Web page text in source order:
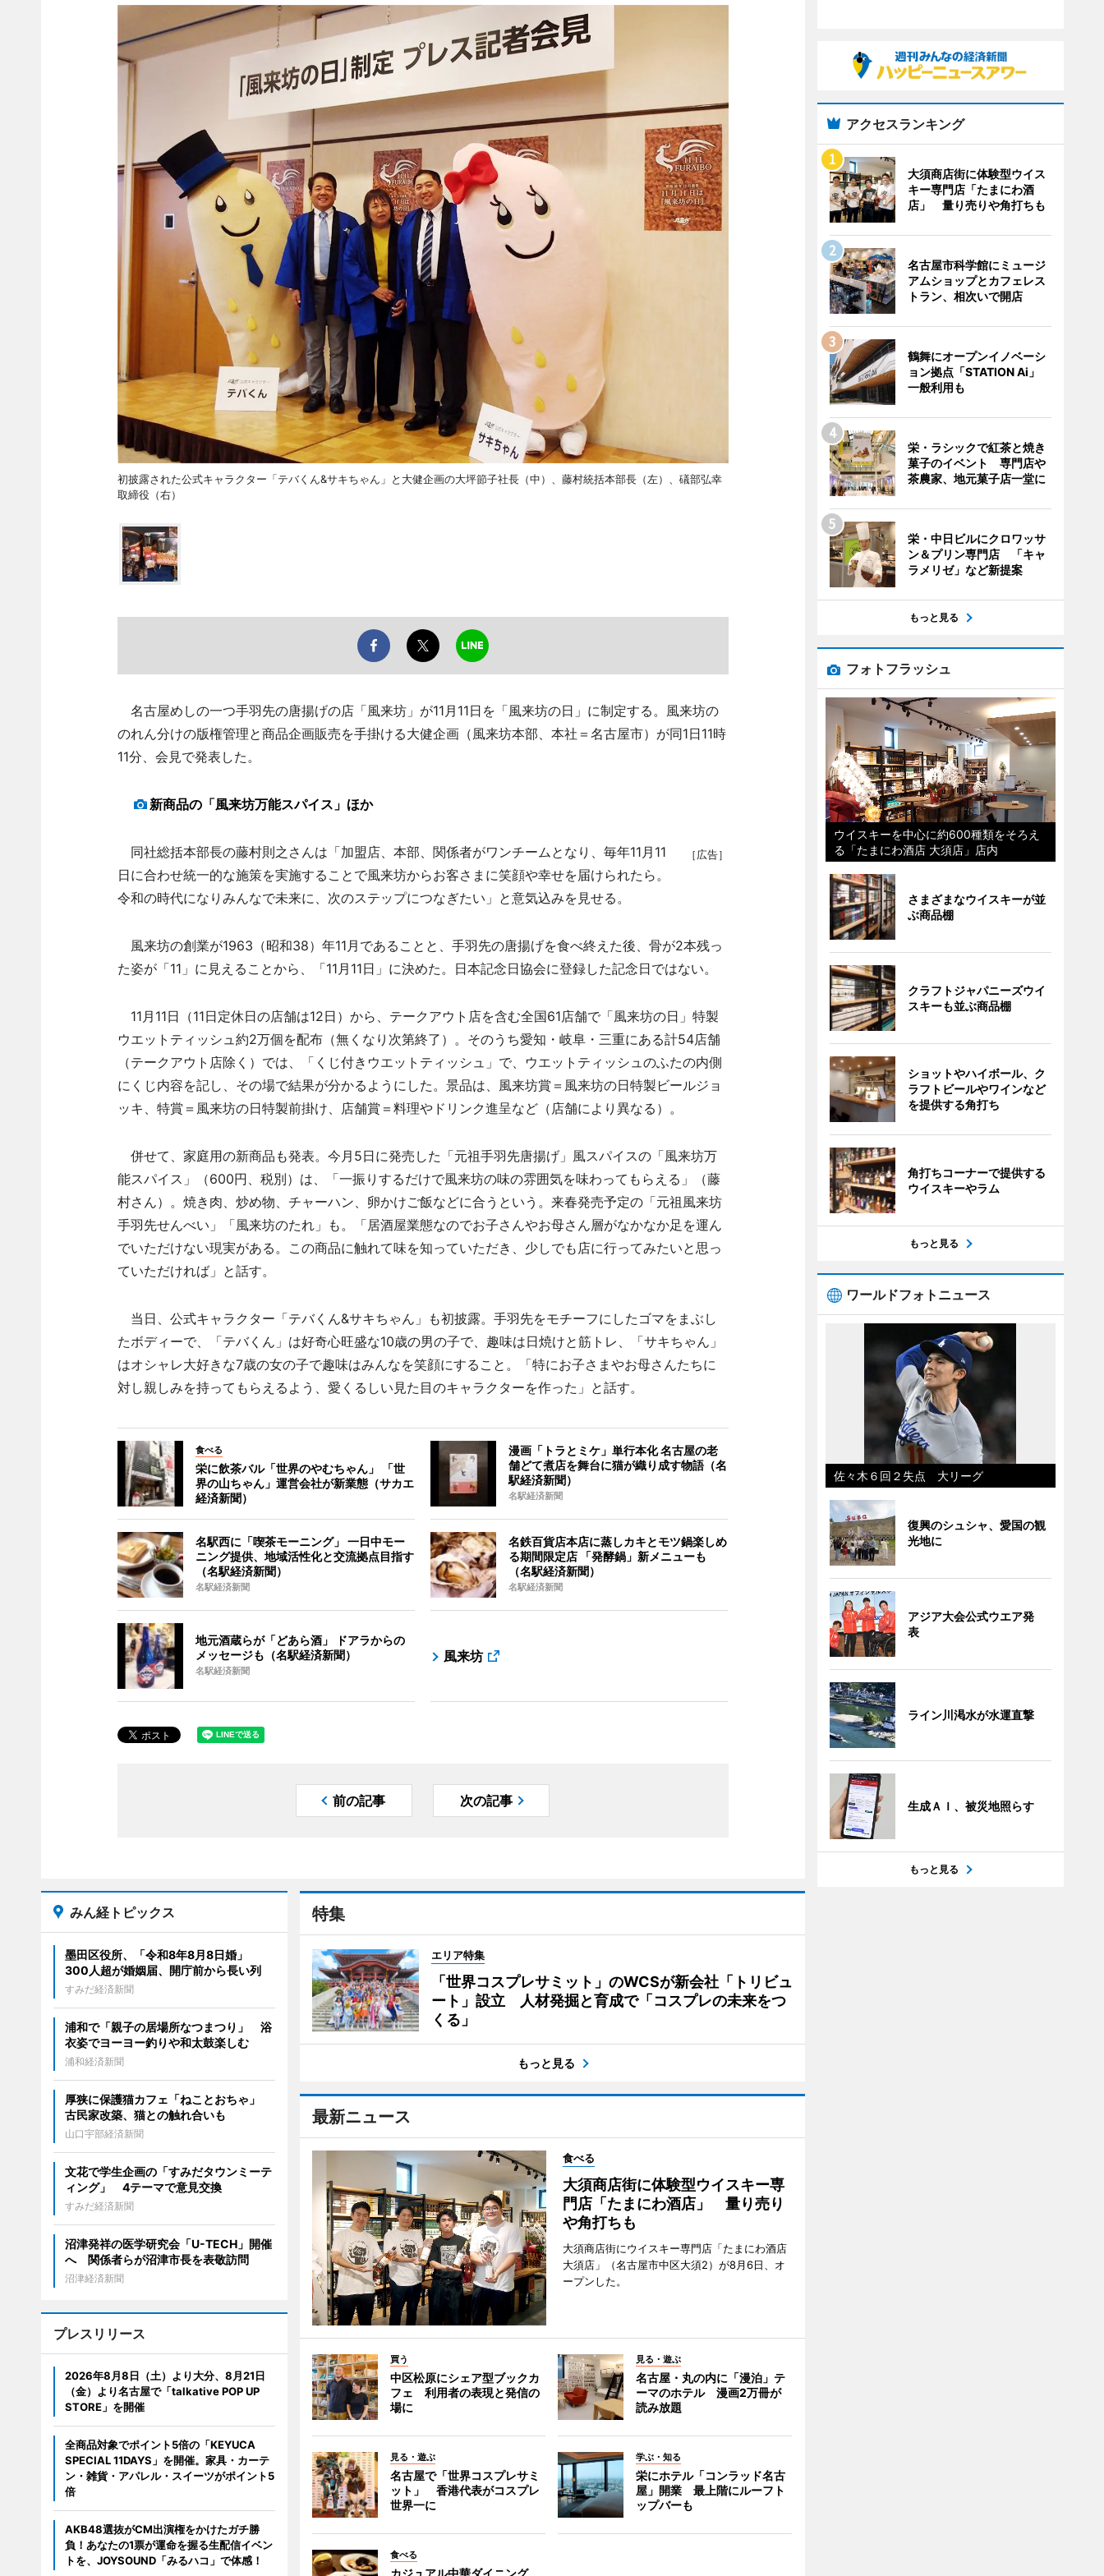
初披露された公式キャラクター「テバくん&サキちゃん」と大健企画の大坪節子社長（中）、藤村統括本部長（左）、礒部弘幸
取締役（右）
名古屋めしの一つ手羽先の唐揚げの店「風来坊」が11月11日を「風来坊の日」に制定する。風来坊の
のれん分けの版権管理と商品企画販売を手掛ける大健企画（風来坊本部、本社＝名古屋市）が同1日11時
11分、会見で発表した。
新商品の「風来坊万能スパイス」ほか
［広告］
同社総括本部長の藤村則之さんは「加盟店、本部、関係者がワンチームとなり、毎年11月11
日に合わせ統一的な施策を実施することで風来坊からお客さまに笑顔や幸せを届けられたら。
令和の時代になりみんなで未来に、次のステップにつなぎたい」と意気込みを見せる。
風来坊の創業が1963（昭和38）年11月であることと、手羽先の唐揚げを食べ終えた後、骨が2本残っ
た姿が「11」に見えることから、「11月11日」に決めた。日本記念日協会に登録した記念日ではない。
11月11日（11日定休日の店舗は12日）から、テークアウト店を含む全国61店舗で「風来坊の日」特製
ウエットティッシュ約2万個を配布（無くなり次第終了）。そのうち愛知・岐阜・三重にある計54店舗
（テークアウト店除く）では、「くじ付きウエットティッシュ」で、ウエットティッシュのふたの内側
にくじ内容を記し、その場で結果が分かるようにした。景品は、風来坊賞＝風来坊の日特製ビールジョ
ッキ、特賞＝風来坊の日特製前掛け、店舗賞＝料理やドリンク進呈など（店舗により異なる）。
併せて、家庭用の新商品も発表。今月5日に発売した「元祖手羽先唐揚げ」風スパイスの「風来坊万
能スパイス」（600円、税別）は、「一振りするだけで風来坊の味の雰囲気を味わってもらえる」（藤
村さん）。焼き肉、炒め物、チャーハン、卵かけご飯などに合うという。来春発売予定の「元祖風来坊
手羽先せんべい」「風来坊のたれ」も。「居酒屋業態なのでお子さんやお母さん層がなかなか足を運ん
でいただけない現実がある。この商品に触れて味を知っていただき、少しでも店に行ってみたいと思っ
ていただければ」と話す。
当日、公式キャラクター「テバくん&サキちゃん」も初披露。手羽先をモチーフにしたゴマをまぶし
たボディーで、「テバくん」は好奇心旺盛な10歳の男の子で、趣味は日焼けと筋トレ、「サキちゃん」
はオシャレ大好きな7歳の女の子で趣味はみんなを笑顔にすること。「特にお子さまやお母さんたちに
対し親しみを持ってもらえるよう、愛くるしい見た目のキャラクターを作った」と話す。
食べる
栄に飲茶バル「世界のやむちゃん」 「世
界の山ちゃん」運営会社が新業態（サカエ
経済新聞）
漫画「トラとミケ」単行本化 名古屋の老
舗どて煮店を舞台に猫が織り成す物語（名
駅経済新聞）
名駅経済新聞
名駅西に「喫茶モーニング」 一日中モー
ニング提供、地域活性化と交流拠点目指す
（名駅経済新聞）
名駅経済新聞
名鉄百貨店本店に蒸しカキとモツ鍋楽しめ
る期間限定店 「発酵鍋」新メニューも
（名駅経済新聞）
名駅経済新聞
地元酒蔵らが「どあら酒」 ドアラからの
メッセージも（名駅経済新聞）
名駅経済新聞
風来坊
前の記事 次の記事
特集
エリア特集
「世界コスプレサミット」のWCSが新会社「トリビュ
ート」設立 人材発掘と育成で「コスプレの未来をつ
くる」
もっと見る
最新ニュース
食べる
大須商店街に体験型ウイスキー専
門店「たまにわ酒店」 量り売り
や角打ちも
大須商店街にウイスキー専門店「たまにわ酒店
大須店」（名古屋市中区大須2）が8月6日、オ
ープンした。
買う
中区松原にシェア型ブックカ
フェ 利用者の表現と発信の
場に
見る・遊ぶ
名古屋・丸の内に「漫泊」テ
ーマのホテル 漫画2万冊が
読み放題
見る・遊ぶ
名古屋で「世界コスプレサミ
ット」 香港代表がコスプレ
世界一に
学ぶ・知る
栄にホテル「コンラッド名古
屋」開業 最上階にルーフト
ップバーも
食べる
カジュアル中華ダイニング
みん経トピックス
墨田区役所、「令和8年8月8日婚」
300人超が婚姻届、開庁前から長い列
すみだ経済新聞
浦和で「親子の居場所なつまつり」 浴
衣姿でヨーヨー釣りや和太鼓楽しむ
浦和経済新聞
厚狭に保護猫カフェ「ねことおちゃ」
古民家改築、猫との触れ合いも
山口宇部経済新聞
文花で学生企画の「すみだタウンミーテ
ィング」 4テーマで意見交換
すみだ経済新聞
沼津発祥の医学研究会「U-TECH」開催
へ 関係者らが沼津市長を表敬訪問
沼津経済新聞
プレスリリース
2026年8月8日（土）より大分、8月21日
（金）より名古屋で「talkative POP UP
STORE」を開催
全商品対象でポイント5倍の「KEYUCA
SPECIAL 11DAYS」を開催。家具・カーテ
ン・雑貨・アパレル・スイーツがポイント5
倍
AKB48選抜がCM出演権をかけたガチ勝
負！あなたの1票が運命を握る生配信イベン
トを、JOYSOUND「みるハコ」で体感！
アクセスランキング
大須商店街に体験型ウイス
キー専門店「たまにわ酒
店」 量り売りや角打ちも
名古屋市科学館にミュージ
アムショップとカフェレス
トラン、相次いで開店
鶴舞にオープンイノベーシ
ョン拠点「STATION Ai」
一般利用も
栄・ラシックで紅茶と焼き
菓子のイベント 専門店や
茶農家、地元菓子店一堂に
栄・中日ビルにクロワッサ
ン＆プリン専門店 「キャ
ラメリゼ」など新提案
もっと見る
フォトフラッシュ
ウイスキーを中心に約600種類をそろえ
る「たまにわ酒店 大須店」店内
さまざまなウイスキーが並
ぶ商品棚
クラフトジャパニーズウイ
スキーも並ぶ商品棚
ショットやハイボール、ク
ラフトビールやワインなど
を提供する角打ち
角打ちコーナーで提供する
ウイスキーやラム
もっと見る
ワールドフォトニュース
佐々木６回２失点 大リーグ
復興のシュシャ、愛国の観
光地に
アジア大会公式ウエア発
表
ライン川渇水が水運直撃
生成ＡＩ、被災地照らす
もっと見る